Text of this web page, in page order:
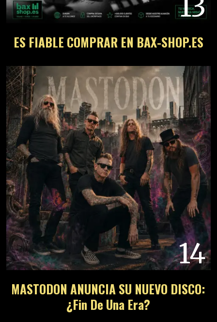
13
ES FIABLE COMPRAR EN BAX-SHOP.ES
14
MASTODON ANUNCIA SU NUEVO DISCO:
¿Fin De Una Era?